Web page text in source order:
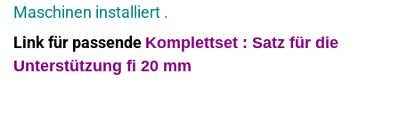
Maschinen installiert .
Link für passende Komplettset : Satz für die
Unterstützung fi 20 mm